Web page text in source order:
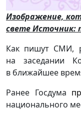
Изображение,
свете Источник:
Как пишут СМИ,
на заседании
в ближайшее
Ранее Госдума
национального